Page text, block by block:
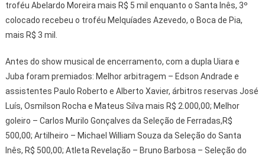
troféu Abelardo Moreira mais R$ 5 mil enquanto o Santa Inês, 3º
colocado recebeu o troféu Melquíades Azevedo, o Boca de Pia,
mais R$ 3 mil.
Antes do show musical de encerramento, com a dupla Uiara e
Juba foram premiados: Melhor arbitragem – Edson Andrade e
assistentes Paulo Roberto e Alberto Xavier, árbitros reservas José
Luís, Osmilson Rocha e Mateus Silva mais R$ 2.000,00; Melhor
goleiro – Carlos Murilo Gonçalves da Seleção de Ferradas,R$
500,00; Artilheiro – Michael William Souza da Seleção do Santa
Inês, R$ 500,00; Atleta Revelação – Bruno Barbosa – Seleção do